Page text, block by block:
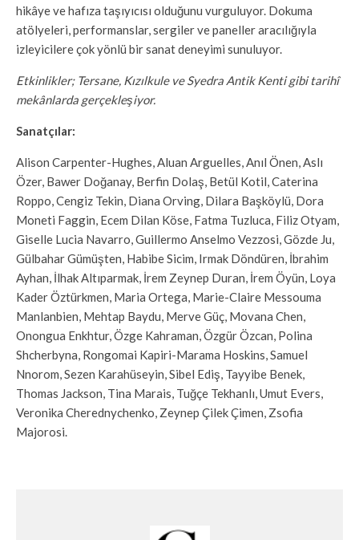
hikâye ve hafıza taşıyıcısı olduğunu vurguluyor. Dokuma
atölyeleri, performanslar, sergiler ve paneller aracılığıyla
izleyicilere çok yönlü bir sanat deneyimi sunuluyor.
Etkinlikler; Tersane, Kızılkule ve Syedra Antik Kenti gibi tarihî
mekânlarda gerçekleşiyor.
Sanatçılar:
Alison Carpenter-Hughes, Aluan Arguelles, Anıl Önen, Aslı
Özer, Bawer Doğanay, Berfin Dolaş, Betül Kotil, Caterina
Roppo, Cengiz Tekin, Diana Orving, Dilara Başköylü, Dora
Moneti Faggin, Ecem Dilan Köse, Fatma Tuzluca, Filiz Otyam,
Giselle Lucia Navarro, Guillermo Anselmo Vezzosi, Gözde Ju,
Gülbahar Gümüşten, Habibe Sicim, Irmak Döndüren, İbrahim
Ayhan, İlhak Altıparmak, İrem Zeynep Duran, İrem Öyün, Loya
Kader Öztürkmen, Maria Ortega, Marie-Claire Messouma
Manlanbien, Mehtap Baydu, Merve Güç, Movana Chen,
Onongua Enkhtur, Özge Kahraman, Özgür Özcan, Polina
Shcherbyna, Rongomai Kapiri-Marama Hoskins, Samuel
Nnorom, Sezen Karahüseyin, Sibel Ediş, Tayyibe Benek,
Thomas Jackson, Tina Marais, Tuğçe Tekhanlı, Umut Evers,
Veronika Cherednychenko, Zeynep Çilek Çimen, Zsofia
Majorosi.